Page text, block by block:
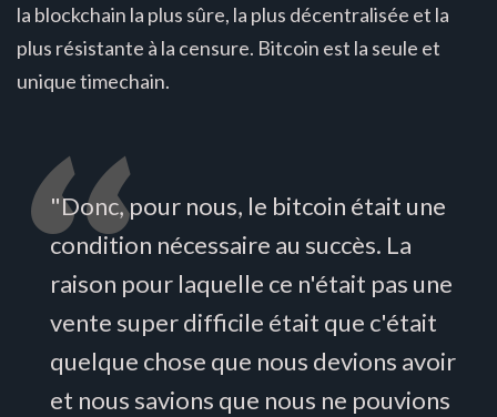
la blockchain la plus sûre, la plus décentralisée et la
plus résistante à la censure. Bitcoin est la seule et
unique timechain.
"Donc, pour nous, le bitcoin était une
condition nécessaire au succès. La
raison pour laquelle ce n'était pas une
vente super difficile était que c'était
quelque chose que nous devions avoir
et nous savions que nous ne pouvions